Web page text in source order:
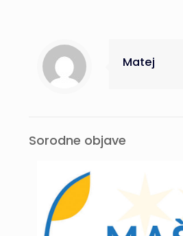
Matej
Sorodne objave